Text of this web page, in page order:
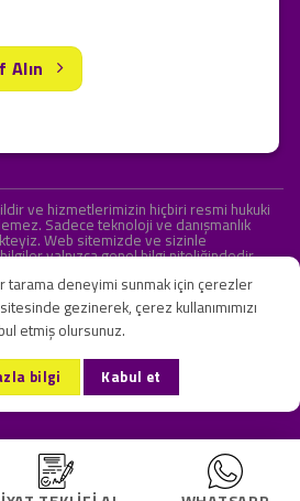
Alın
ve hizmetlerimizin hiçbiri resmi hukuki
Sadece teknoloji ve danışmanlık
Web sitemizde ve sizinle
yalnızca genel bilgi niteliğindedir.
Sözleşmesi S.S.S. İletişim
Teknoloji ve Ticaret A.Ş.
tarama deneyimi sunmak için çerezler
gezinerek, çerez kullanımımızı
etmiş olursunuz.
bilgi Kabul et